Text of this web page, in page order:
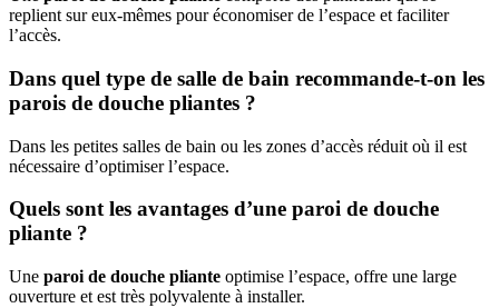
replient sur eux-mêmes pour économiser de l’espace et faciliter
l’accès.
Dans quel type de salle de bain recommande-t-on les
parois de douche pliantes ?
Dans les petites salles de bain ou les zones d’accès réduit où il est
nécessaire d’optimiser l’espace.
Quels sont les avantages d’une paroi de douche
pliante ?
Une paroi de douche pliante optimise l’espace, offre une large
ouverture et est très polyvalente à installer.